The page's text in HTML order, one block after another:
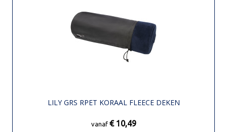
LILY GRS RPET KORAAL FLEECE DEKEN
vanaf € 10,49